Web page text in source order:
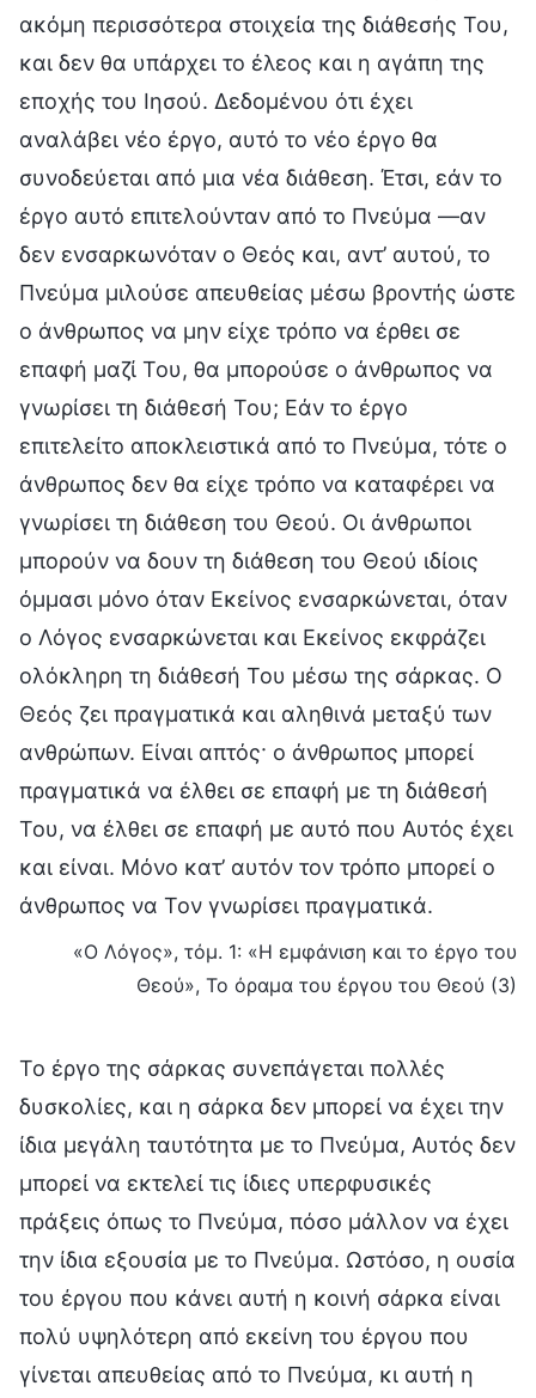
ακόμη περισσότερα στοιχεία της διάθεσής Του,
και δεν θα υπάρχει το έλεος και η αγάπη της
εποχής του Ιησού. Δεδομένου ότι έχει
αναλάβει νέο έργο, αυτό το νέο έργο θα
συνοδεύεται από μια νέα διάθεση. Έτσι, εάν το
έργο αυτό επιτελούνταν από το Πνεύμα —αν
δεν ενσαρκωνόταν ο Θεός και, αντ’ αυτού, το
Πνεύμα μιλούσε απευθείας μέσω βροντής ώστε
ο άνθρωπος να μην είχε τρόπο να έρθει σε
επαφή μαζί Του, θα μπορούσε ο άνθρωπος να
γνωρίσει τη διάθεσή Του; Εάν το έργο
επιτελείτο αποκλειστικά από το Πνεύμα, τότε ο
άνθρωπος δεν θα είχε τρόπο να καταφέρει να
γνωρίσει τη διάθεση του Θεού. Οι άνθρωποι
μπορούν να δουν τη διάθεση του Θεού ιδίοις
όμμασι μόνο όταν Εκείνος ενσαρκώνεται, όταν
ο Λόγος ενσαρκώνεται και Εκείνος εκφράζει
ολόκληρη τη διάθεσή Του μέσω της σάρκας. Ο
Θεός ζει πραγματικά και αληθινά μεταξύ των
ανθρώπων. Είναι απτός· ο άνθρωπος μπορεί
πραγματικά να έλθει σε επαφή με τη διάθεσή
Του, να έλθει σε επαφή με αυτό που Αυτός έχει
και είναι. Μόνο κατ’ αυτόν τον τρόπο μπορεί ο
άνθρωπος να Τον γνωρίσει πραγματικά.
«Ο Λόγος», τόμ. 1: «Η εμφάνιση και το έργο του
Θεού», Το όραμα του έργου του Θεού (3)
Το έργο της σάρκας συνεπάγεται πολλές
δυσκολίες, και η σάρκα δεν μπορεί να έχει την
ίδια μεγάλη ταυτότητα με το Πνεύμα, Αυτός δεν
μπορεί να εκτελεί τις ίδιες υπερφυσικές
πράξεις όπως το Πνεύμα, πόσο μάλλον να έχει
την ίδια εξουσία με το Πνεύμα. Ωστόσο, η ουσία
του έργου που κάνει αυτή η κοινή σάρκα είναι
πολύ υψηλότερη από εκείνη του έργου που
γίνεται απευθείας από το Πνεύμα, κι αυτή η